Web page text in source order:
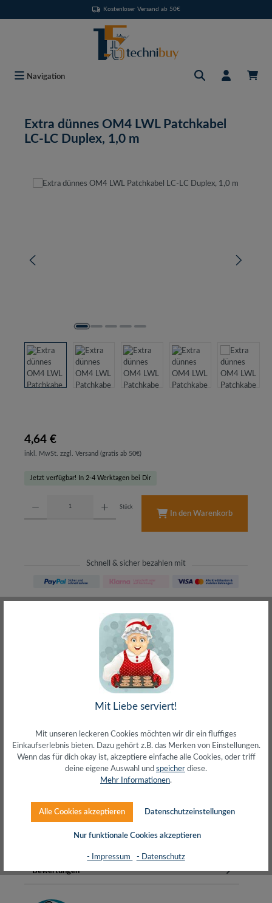
Kostenloser Versand ab 50€
Navigation
Extra dünnes OM4 LWL Patchkabel
LC-LC Duplex, 1,0 m
Bildergalerie überspringen
4,64 €
inkl. MwSt. zzgl. Versand (gratis ab 50€)
Jetzt verfügbar! In 2-4 Werktagen bei Dir
Stück
In den Warenkorb
Schnell & sicher bezahlen mit
meist direkt aus Waiblingen
30 Tage Rückgaberecht
ohne Risiko bestellen
– Frag den Profi!
kostenlos und persönlich
Über 20+ Jahre Erfahrung
wir wissen von was wir sprechen
LC/UPC -> 2x LC/UPCMantel: LSZH,…
Bewertungen
Mit Liebe serviert!
Mit unseren leckeren Cookies möchten wir dir ein fluffiges
Einkaufserlebnis bieten. Dazu gehört z.B. das Merken von Einstellungen.
Wenn das für dich okay ist, akzeptiere einfache alle Cookies, oder triff
deine eigene Auswahl und speicher diese.
Mehr Informationen.
Alle Cookies akzeptieren Datenschutzeinstellungen
Nur funktionale Cookies akzeptieren
- Impressum - Datenschutz